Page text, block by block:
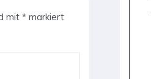
mit * markiert